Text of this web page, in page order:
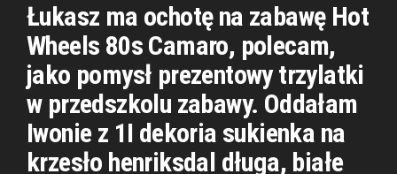
Łukasz ma ochotę na zabawę Hot
Wheels 80s Camaro, polecam,
jako pomysł prezentowy trzylatki
w przedszkolu zabawy. Oddałam
Iwonie z 1I dekoria sukienka na
krzesło henriksdal długa, białe